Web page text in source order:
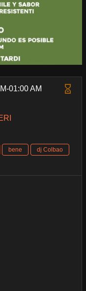
01:00 AM
bene
dj Colbao